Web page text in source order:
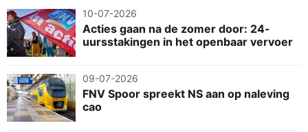
10-07-2026
Acties gaan na de zomer door: 24-
uursstakingen in het openbaar vervoer
09-07-2026
FNV Spoor spreekt NS aan op naleving
cao